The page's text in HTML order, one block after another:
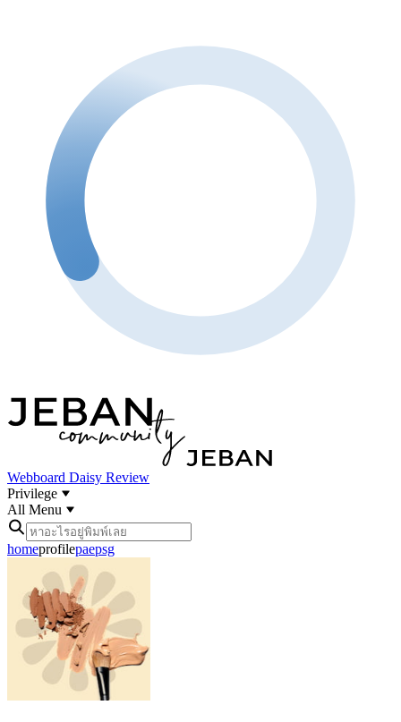
Webboard Daisy Review
Privilege
All Menu
homeprofilepaepsg